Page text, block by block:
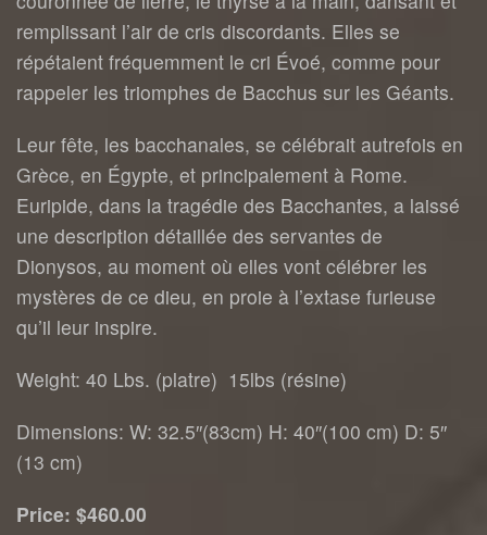
remplissant l’air de cris discordants. Elles se
répétaient fréquemment le cri Évoé, comme pour
rappeler les triomphes de Bacchus sur les Géants.
Leur fête, les bacchanales, se célébrait autrefois en
Grèce, en Égypte, et principalement à Rome.
Euripide, dans la tragédie des Bacchantes, a laissé
une description détaillée des servantes de
Dionysos, au moment où elles vont célébrer les
mystères de ce dieu, en proie à l’extase furieuse
qu’il leur inspire.
Weight: 40 Lbs. (platre) 15lbs (résine)
Dimensions: W: 32.5″(83cm) H: 40″(100 cm) D: 5″
(13 cm)
Price: $460.00